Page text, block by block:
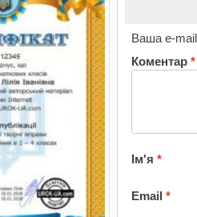
Ваша e-
Коментар *
Ім'я *
Email *